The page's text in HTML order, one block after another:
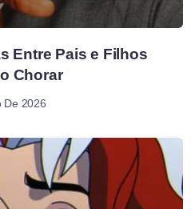
Entre Pais e Filhos
Chorar
De 2026